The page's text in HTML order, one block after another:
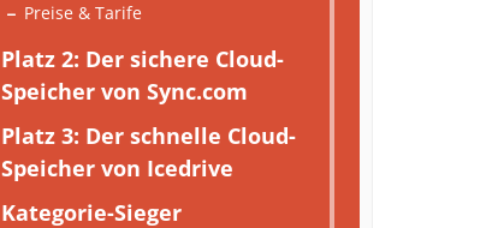
Preise & Tarife
Platz 2: Der sichere Cloud-
Speicher von Sync.com
Platz 3: Der schnelle Cloud-
Speicher von Icedrive
Kategorie-Sieger